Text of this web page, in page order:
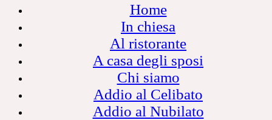
Home
In chiesa
Al ristorante
A casa degli sposi
Chi siamo
Addio al Celibato
Addio al Nubilato